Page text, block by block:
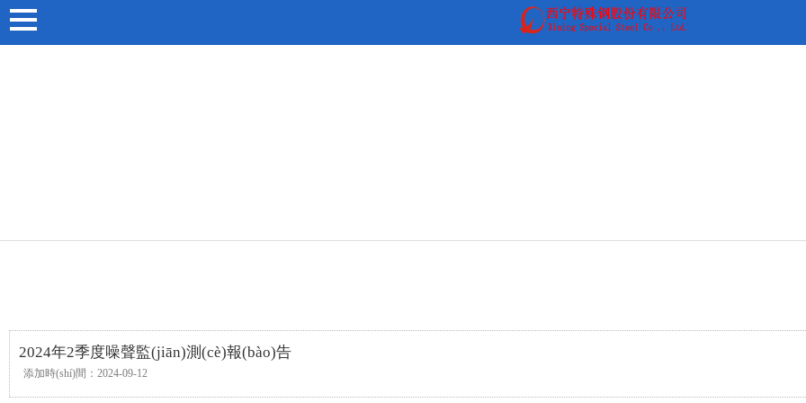
日本韩国欧美人人澡_视频精品免费无码黄_heyzo无码精华无码_无码毛片AAA视
2024年2季度噪聲監(jiān)測(cè)報(bào)告
添加時(shí)間：2024-09-12